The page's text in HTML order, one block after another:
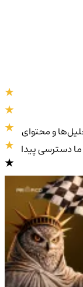
و محتوای
دسترسی پیدا